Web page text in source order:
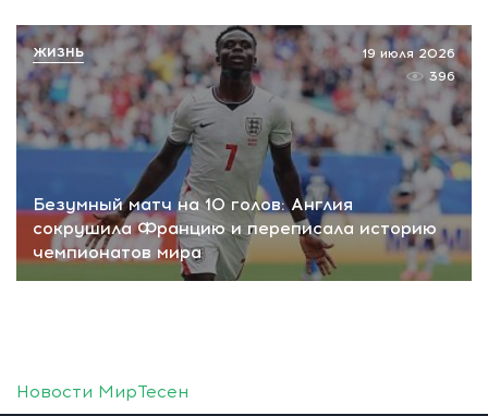
Безумный матч на 10 голов: Англия
сокрушила Францию и переписала историю
чемпионатов мира
19 июля 2026
396
ЖИЗНЬ
Новости МирТесен